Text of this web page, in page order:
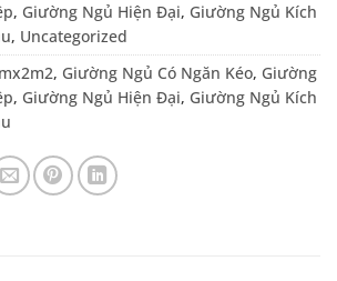
, Giường Ngủ Hiện Đại, Giường Ngủ Kích
, Uncategorized
, Giường Ngủ Có Ngăn Kéo, Giường
, Giường Ngủ Hiện Đại, Giường Ngủ Kích